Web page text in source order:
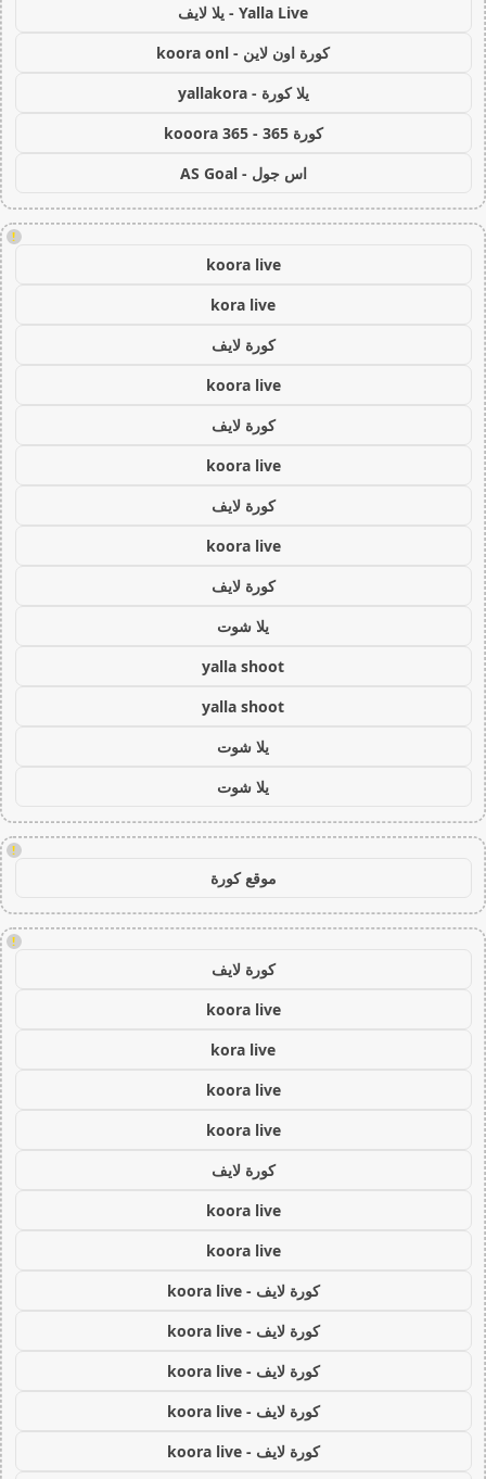
Yalla Live - يلا لايف
كورة اون لاين - koora onl
يلا كورة - yallakora
كورة 365 - kooora 365
اس جول - AS Goal
!
koora live
kora live
كورة لايف
koora live
كورة لايف
koora live
كورة لايف
koora live
كورة لايف
يلا شوت
yalla shoot
yalla shoot
يلا شوت
يلا شوت
!
موقع كورة
!
كورة لايف
koora live
kora live
koora live
koora live
كورة لايف
koora live
koora live
كورة لايف - koora live
كورة لايف - koora live
كورة لايف - koora live
كورة لايف - koora live
كورة لايف - koora live